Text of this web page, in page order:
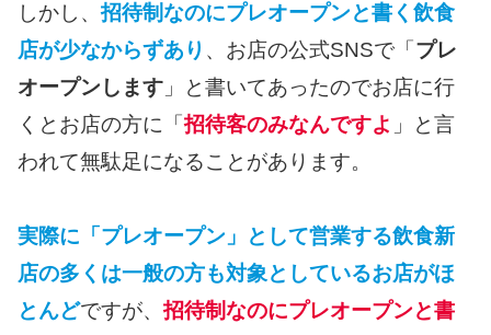
しかし、招待制なのにプレオープンと書く飲食
店が少なからずあり 、お店の公式SNSで「 プレ
オープンします 」と書いてあったのでお店に行
くとお店の方に「招待客のみなんですよ 」と言
われて無駄足になることがあります。
実際に「プレオープン」として営業する飲食新
店の多くは一般の方も対象としているお店がほ
とんどですが、招待制なのにプレオープンと書